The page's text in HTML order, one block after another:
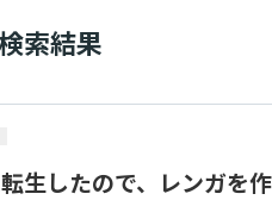
索結果
生したので、レンガを